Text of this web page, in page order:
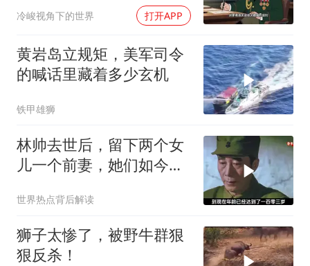
冷峻视角下的世界 打开APP
黄岩岛立规矩，美军司令
的喊话里藏着多少玄机
铁甲雄狮
林帅去世后，留下两个女
儿一个前妻，她们如今过
世界热点背后解读
狮子太惨了，被野牛群狠
狠反杀！